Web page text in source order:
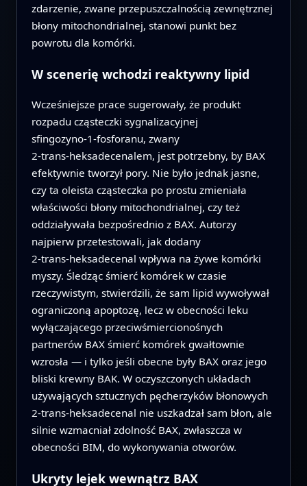
zdarzenie, zwane przepuszczalnością zewnętrznej
błony mitochondrialnej, stanowi punkt bez
powrotu dla komórki.
W scenerię wchodzi reaktywny lipid
Wcześniejsze prace sugerowały, że produkt
rozpadu cząsteczki sygnalizacyjnej
sfingozyno‑1‑fosforanu, zwany
2‑trans‑heksadecenalem, jest potrzebny, by BAX
efektywnie tworzył pory. Nie było jednak jasne,
czy ta oleista cząsteczka po prostu zmieniała
właściwości błony mitochondrialnej, czy też
oddziaływała bezpośrednio z BAX. Autorzy
najpierw przetestowali, jak dodany
2‑trans‑heksadecenal wpływa na żywe komórki
myszy. Śledząc śmierć komórek w czasie
rzeczywistym, stwierdzili, że sam lipid wywoływał
ograniczoną apoptozę, lecz w obecności leku
wyłączającego przeciwśmiercionośnych
partnerów BAX śmierć komórek gwałtownie
wzrosła — i tylko jeśli obecne były BAX oraz jego
bliski krewny BAK. W oczyszczonych układach
używających sztucznych pęcherzyków błonowych
2‑trans‑heksadecenal nie uszkadzał sam błon, ale
silnie wzmacniał zdolność BAX, zwłaszcza w
obecności BIM, do wykonywania otworów.
Ukryty lejek wewnątrz BAX